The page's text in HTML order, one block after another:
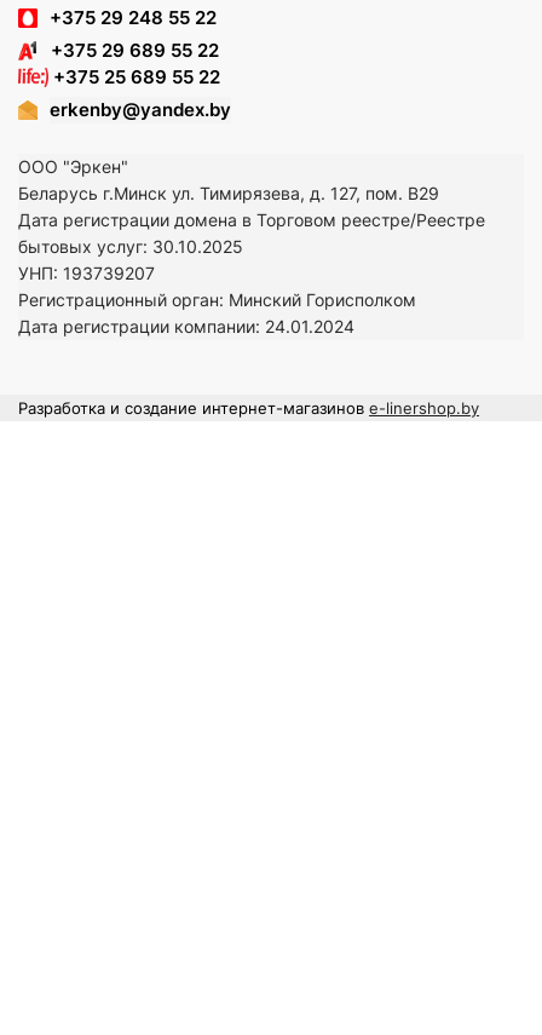
+375 29 248 55 22
+375 29 689 55 22
+375 25 689 55 22
erkenby@yandex.by
ООО "Эркен"
Беларусь г.Минск ул. Тимирязева, д. 127, пом. В29
Дата регистрации домена в Торговом реестре/Реестре
бытовых услуг: 30.10.2025
УНП: 193739207
Регистрационный орган: Минский Горисполком
Дата регистрации компании: 24.01.2024
Разработка и создание интернет-магазинов e-linershop.by